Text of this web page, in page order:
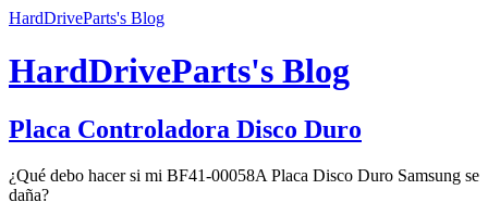
HardDriveParts's Blog
HardDriveParts's Blog
Placa Controladora Disco Duro
¿Qué debo hacer si mi BF41-00058A Placa Disco Duro Samsung se
daña?